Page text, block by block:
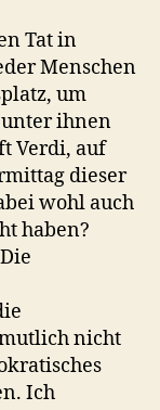
Tat in
Menschen
um
unter ihnen
Verdi, auf
dieser
wohl auch
haben?
nicht
Ich